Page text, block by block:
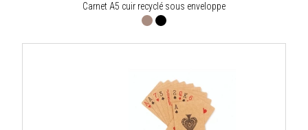
Carnet A5 cuir recyclé sous enveloppe